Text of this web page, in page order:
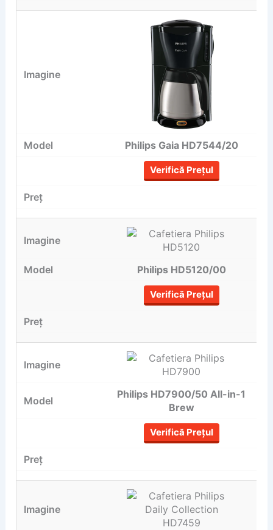
Philips Gaia HD7544/20
Verifică Prețul
Philips HD5120/00
Verifică Prețul
Philips HD7900/50 All-in-1
Brew
Verifică Prețul